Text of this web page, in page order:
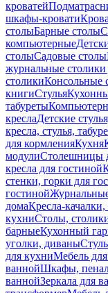
кроватей
шкафы-кровати
столыБарные столы
компьютерные
столыСадовые столы
журнальные столики
столикиКонсольные
книгиСтулья
табуреты
креслаДетские
кресла, стулья,
для кормленияКухня
модулиСтолешницы
кресла для гостиной
стенки, горки для
гостиной
домаКресла-
кухниСтолы,
барныеКухонный
уголки, диваны
для кухниМебель
ваннойШкафы,
ваннойЗеркала для